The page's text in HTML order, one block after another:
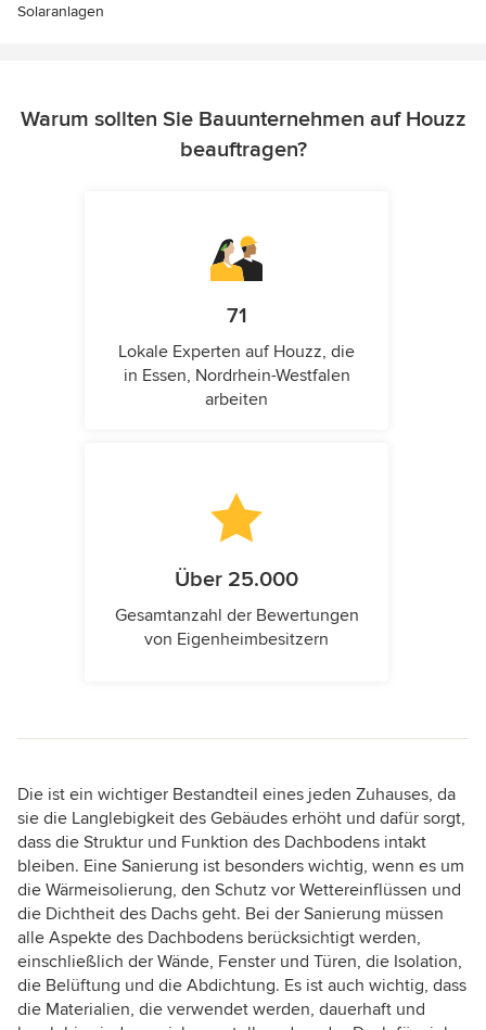
Solaranlagen
Warum sollten Sie Bauunternehmen auf Houzz
beauftragen?
71
Lokale Experten auf Houzz, die
in Essen, Nordrhein-Westfalen
arbeiten
Über 25.000
Gesamtanzahl der Bewertungen
von Eigenheimbesitzern
Die ist ein wichtiger Bestandteil eines jeden Zuhauses, da
sie die Langlebigkeit des Gebäudes erhöht und dafür sorgt,
dass die Struktur und Funktion des Dachbodens intakt
bleiben. Eine Sanierung ist besonders wichtig, wenn es um
die Wärmeisolierung, den Schutz vor Wettereinflüssen und
die Dichtheit des Dachs geht. Bei der Sanierung müssen
alle Aspekte des Dachbodens berücksichtigt werden,
einschließlich der Wände, Fenster und Türen, die Isolation,
die Belüftung und die Abdichtung. Es ist auch wichtig, dass
die Materialien, die verwendet werden, dauerhaft und